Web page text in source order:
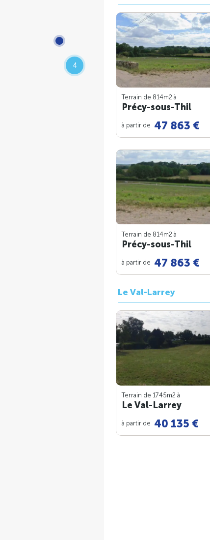
4
Terrain de 814m2 à
Précy-sous-Thil
à partir de 47 863 €
Terrain de 814m2 à
Précy-sous-Thil
à partir de 47 863 €
Le Val-Larrey
Terrain de 1745m2 à
Le Val-Larrey
à partir de 40 135 €